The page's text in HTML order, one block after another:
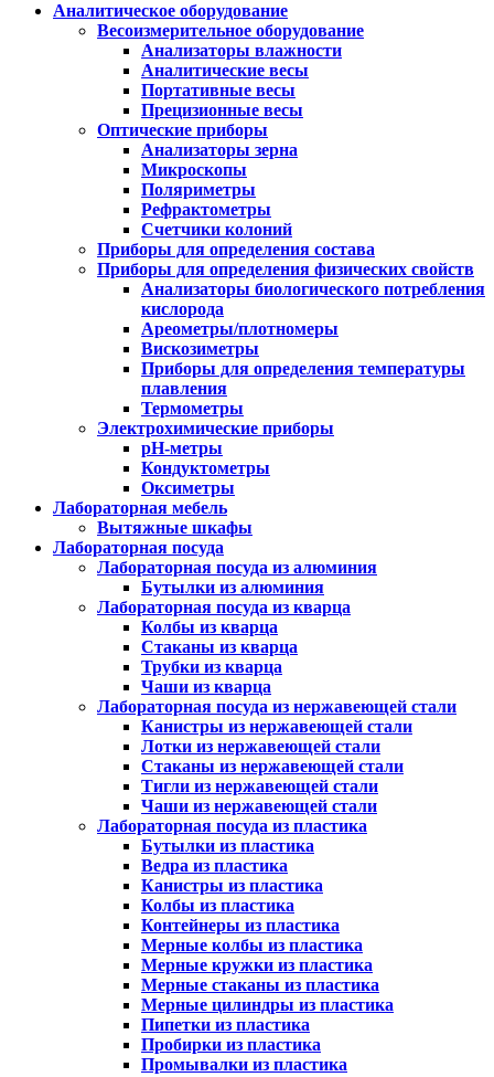
Аналитическое оборудование
Весоизмерительное оборудование
Анализаторы влажности
Аналитические весы
Портативные весы
Прецизионные весы
Оптические приборы
Анализаторы зерна
Микроскопы
Поляриметры
Рефрактометры
Счетчики колоний
Приборы для определения состава
Приборы для определения физических свойств
Анализаторы биологического потребления
кислорода
Ареометры/плотномеры
Вискозиметры
Приборы для определения температуры
плавления
Термометры
Электрохимические приборы
pH-метры
Кондуктометры
Оксиметры
Лабораторная мебель
Вытяжные шкафы
Лабораторная посуда
Лабораторная посуда из алюминия
Бутылки из алюминия
Лабораторная посуда из кварца
Колбы из кварца
Стаканы из кварца
Трубки из кварца
Чаши из кварца
Лабораторная посуда из нержавеющей стали
Канистры из нержавеющей стали
Лотки из нержавеющей стали
Стаканы из нержавеющей стали
Тигли из нержавеющей стали
Чаши из нержавеющей стали
Лабораторная посуда из пластика
Бутылки из пластика
Ведра из пластика
Канистры из пластика
Колбы из пластика
Контейнеры из пластика
Мерные колбы из пластика
Мерные кружки из пластика
Мерные стаканы из пластика
Мерные цилиндры из пластика
Пипетки из пластика
Пробирки из пластика
Промывалки из пластика